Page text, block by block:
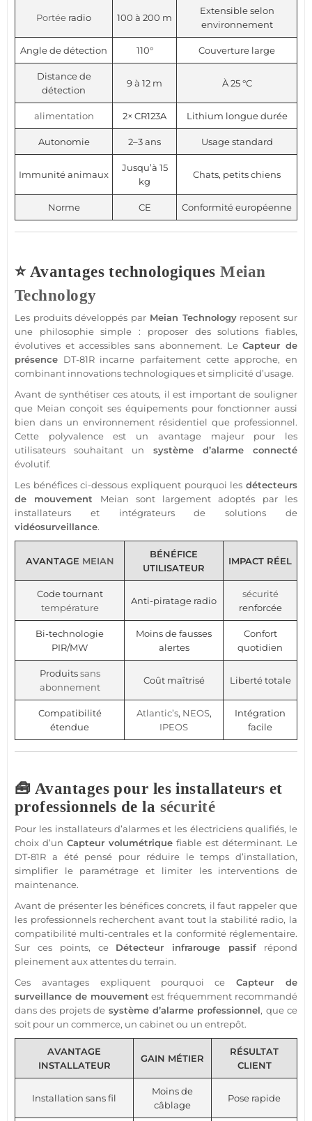
Portée radio 100 à 200 m
Extensible selon
environnement
Angle de détection 110° Couverture large
Distance de
détection
9 à 12 m À 25 °C
alimentation 2× CR123A Lithium longue durée
Autonomie 2–3 ans Usage standard
Immunité animaux
Jusqu’à 15
kg
Chats, petits chiens
Norme CE Conformité européenne
⭐ Avantages technologiquesMeian
Technology
Les produits développés par Meian Technologyreposent sur
une philosophie simple : proposer des solutions fiables,
évolutives et accessiblessans abonnement. LeCapteur de
présence DT-81Rincarne parfaitement cette approche, en
combinant innovations technologiques et simplicité d’usage.
Avant de synthétiser ces atouts, il est important de souligner
que Meian conçoit ses équipements pour fonctionner aussi
bien dans un environnement résidentiel que professionnel.
Cette polyvalence est un avantage majeur pour les
utilisateurs souhaitant un systèmed’alarme
connecté
évolutif.
Les bénéfices ci-dessous expliquent pourquoi les détecteurs
de mouvement
Meian sont largement adoptés par les
installateurs et intégrateurs de solutions de
vidéosurveillance.
AVANTAGE MEIAN
BÉNÉFICE
UTILISATEUR
IMPACT RÉEL
Code tournant
température
Anti-piratage radio
sécurité
renforcée
Bi-technologie
PIR/MW
Moins de fausses
alertes
Confort
quotidien
Produitssans
abonnement
Coût maîtrisé Liberté totale
Compatibilité
étendue
Atlantic’s, NEOS,
IPEOS
Intégration
facile
🧰 Avantages pour les installateurs et
professionnels de la sécurité
Pour les installateurs d’alarmes et les électriciens qualifiés, le
choix d’un Capteur volumétrique fiable est déterminant. Le
DT-81R a été pensé pour réduire le temps d’installation,
simplifier le paramétrage et limiter les interventions de
maintenance.
Avant de présenter les bénéfices concrets, il faut rappeler que
les professionnels recherchent avant tout la stabilité radio, la
compatibilité multi-centrales et la conformité réglementaire.
Sur ces points, ce Détecteur infrarouge passif répond
pleinement aux attentes du terrain.
Ces avantages expliquent pourquoi ceCapteur de
surveillance de mouvement est fréquemment recommandé
dans des projets de systèmed’alarme professionnel, que ce
soit pour un commerce, un cabinetou un entrepôt.
AVANTAGE
INSTALLATEUR
GAIN MÉTIER
RÉSULTAT
CLIENT
Installation sans fil
Moins de
câblage
Pose rapide